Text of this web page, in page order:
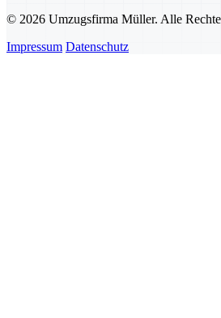
© 2026 Umzugsfirma Müller. Alle
Impressum Datenschutz